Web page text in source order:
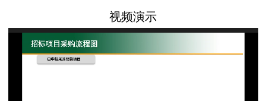
视频演示